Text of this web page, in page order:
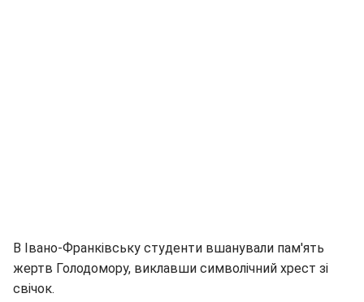
В Івано-Франківську студенти вшанували пам'ять
жертв Голодомору, виклавши символічний хрест зі
свічок.